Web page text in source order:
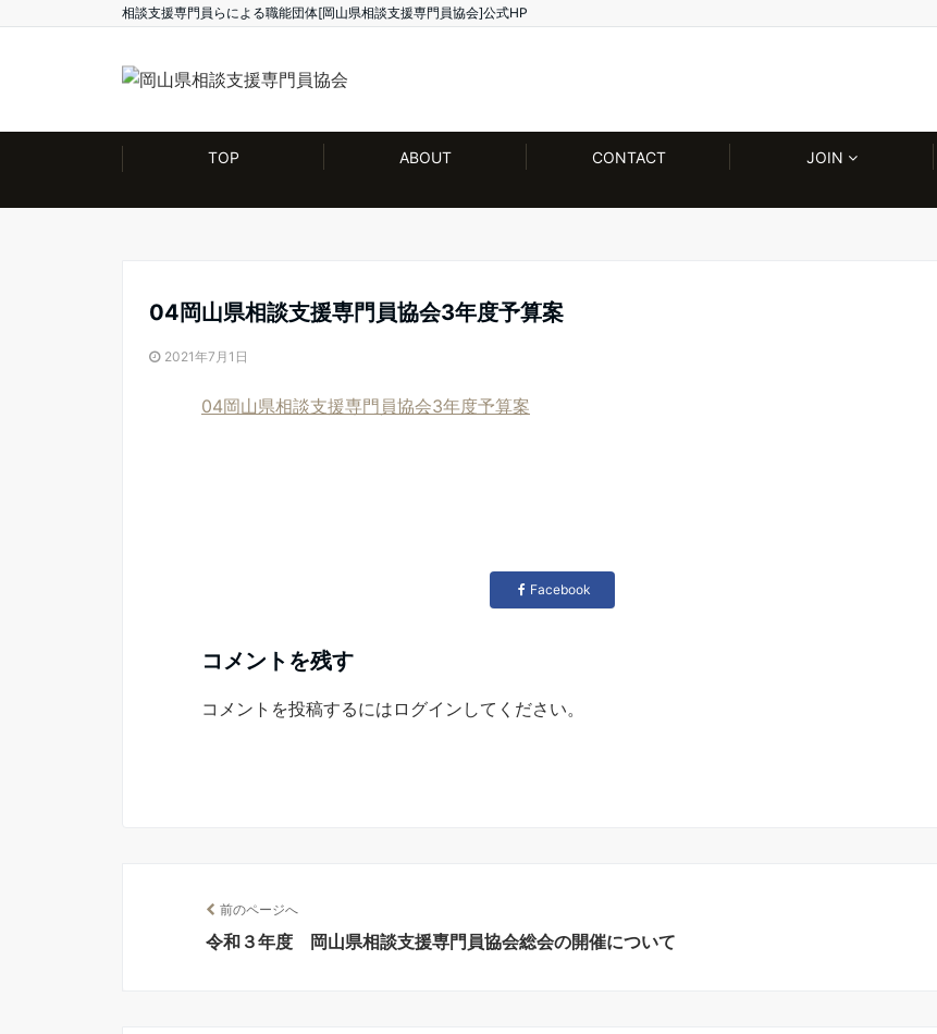
相談支援専門員らによる職能団体[岡山県相談支援専門員協会]公式HP
TOP ABOUT CONTACT JOIN
04岡山県相談支援専門員協会3年度予算案
2021年7月1日
04岡山県相談支援専門員協会3年度予算案
Facebook
コメントを残す
コメントを投稿するには ログイン してください。
前のページへ
令和３年度 岡山県相談支援専門員協会総会の開催について